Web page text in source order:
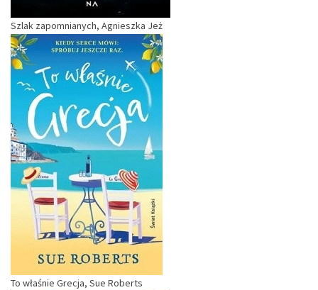
Szlak zapomnianych, Agnieszka Jeż
To właśnie Grecja, Sue Roberts